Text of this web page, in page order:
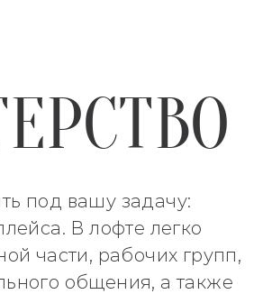
под вашу задачу:
В лофте легко
части, рабочих групп,
общения, а также